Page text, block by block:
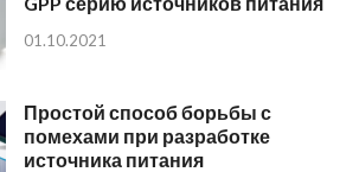
01.10.2021
Простой способ борьбы с
помехами при разработке
источника питания